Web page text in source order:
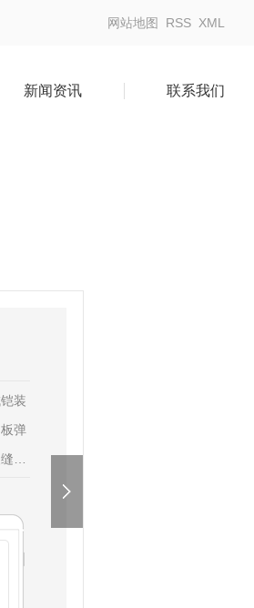
网站地图 RSS XML
新闻资讯 联系我们
装
弹
弹
，
距